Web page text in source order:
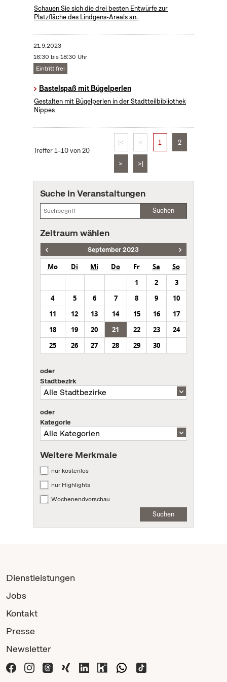
Schauen Sie sich die drei besten Entwürfe zur
Platzfläche des Lindgens-Areals an.
21.9.2023
16:30 bis 18:30 Uhr
Eintritt frei
Bastelspaß mit Bügelperlen
Gestalten mit Bügelperlen in der Stadtteilbibliothek
Nippes
Treffer 1–10 von 20
|< < 1 2
> >|
Suche in Veranstaltungen
Suchen
Zeitraum wählen
September 2023
Mo Di Mi Do Fr Sa
So
1
2
3
4
5 6 7 8 9
10
11
12 13 14 15 16
17
18
19 20 21 22 23
24
25
26 27 28 29 30
oder
Stadtbezirk
oder
Kategorie
Weitere Merkmale
nur kostenlos
nur Highlights
Wochenendvorschau
Suchen
Dienstleistungen
Jobs
Kontakt
Presse
Newsletter